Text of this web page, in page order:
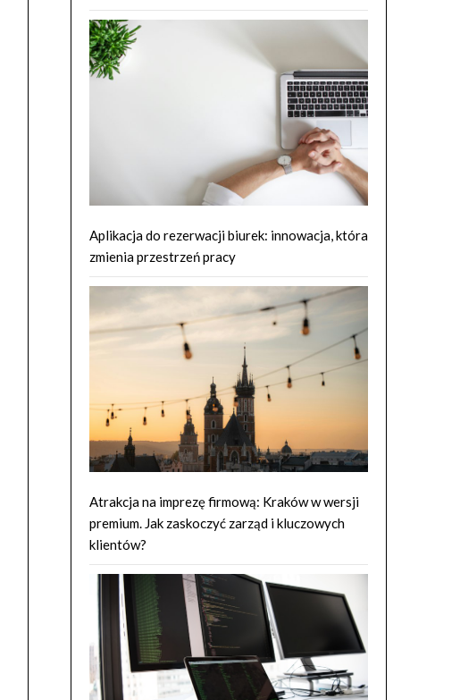
Aplikacja do rezerwacji biurek: innowacja, która
zmienia przestrzeń pracy
Atrakcja na imprezę firmową: Kraków w wersji
premium. Jak zaskoczyć zarząd i kluczowych
klientów?